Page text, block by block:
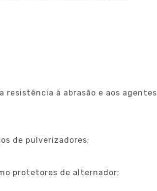
à abrasão e aos agentes
de pulverizadores;
protetores de alternador;